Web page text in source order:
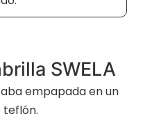
SWELA
empapada en un
teflón.